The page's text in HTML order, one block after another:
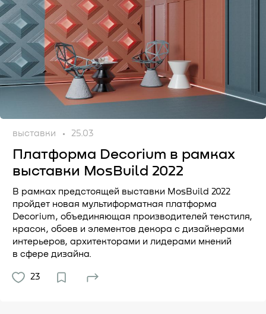
выставки 25.03
Платформа Decorium в рамках
выставки MosBuild 2022
В рамках предстоящей выставки MosBuild 2022
пройдет новая мультиформатная платформа
Decorium, объединяющая производителей текстиля,
красок, обоев и элементов декора с дизайнерами
интерьеров, архитекторами и лидерами мнений
в сфере дизайна.
23